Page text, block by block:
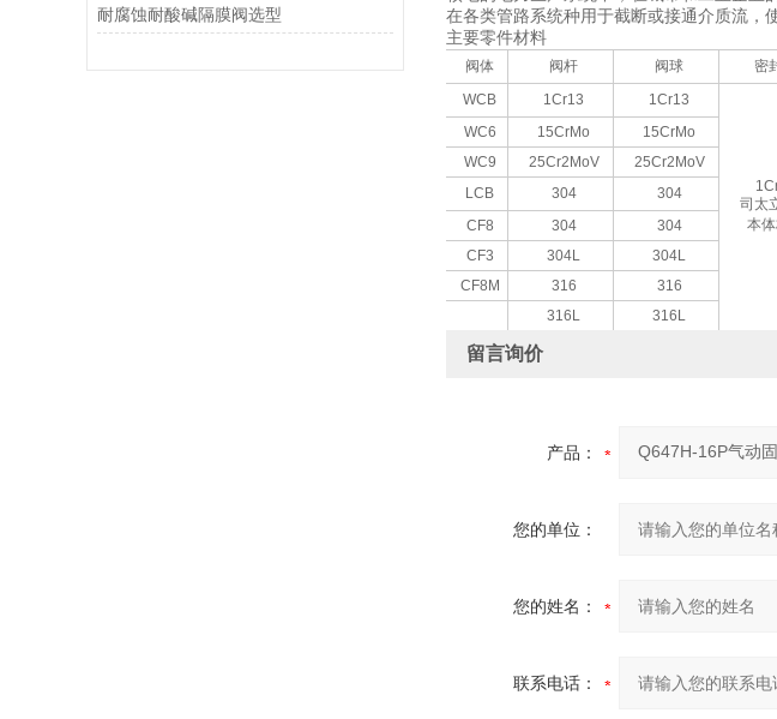
耐腐蚀耐酸碱隔膜阀选型
在各类管路系统种用于截断或接通介质流，
主要零件材料
阀体 阀杆 阀球 密
WCB
1Cr13 1Cr13
司太
本
WC6 15CrMo
15CrMo
WC9
25Cr2MoV
25Cr2MoV
LCB
304 304
CF8
304 304
CF3 304L
304L
CF8M
316
316
316L
316L
留言询价
产品：
您的单位：
您的姓名：
联系电话：